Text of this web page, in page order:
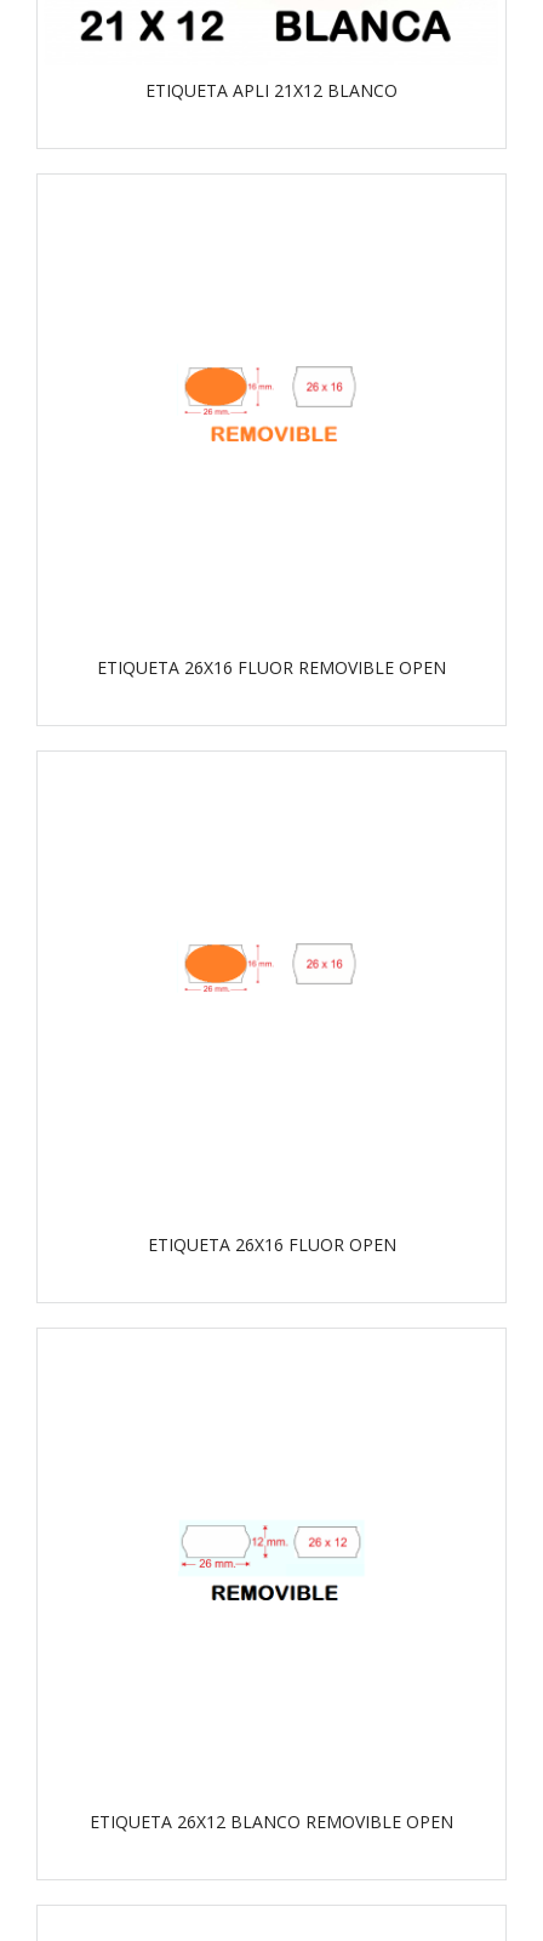
ETIQUETA APLI 21X12 BLANCO
ETIQUETA 26X16 FLUOR REMOVIBLE OPEN
ETIQUETA 26X16 FLUOR OPEN
ETIQUETA 26X12 BLANCO REMOVIBLE OPEN